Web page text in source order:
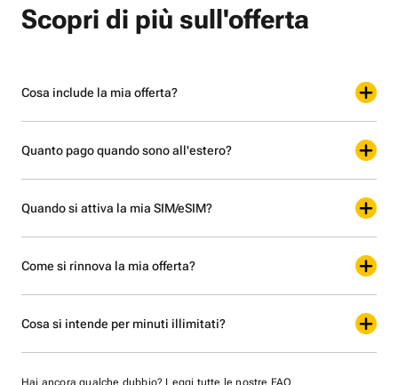
Scopri di più sull'offerta
Cosa include la mia offerta?
Quanto pago quando sono all'estero?
Quando si attiva la mia SIM/eSIM?
Come si rinnova la mia offerta?
Cosa si intende per minuti illimitati?
Hai ancora qualche dubbio? Leggi tutte le nostre FAQ